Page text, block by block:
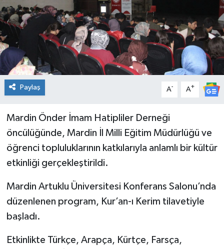
Paylaş A- A+
Mardin Önder İmam Hatipliler Derneği
öncülüğünde, Mardin İl Milli Eğitim Müdürlüğü ve
öğrenci topluluklarının katkılarıyla anlamlı bir kültür
etkinliği gerçekleştirildi.
Mardin Artuklu Üniversitesi Konferans Salonu’nda
düzenlenen program, Kur’an-ı Kerim tilavetiyle
başladı.
Etkinlikte Türkçe, Arapça, Kürtçe, Farsça,
Gündem
İlim & İrfan
Kültür & Sanat
KURDÎ
Sağlık
Siyaset
Yaşam